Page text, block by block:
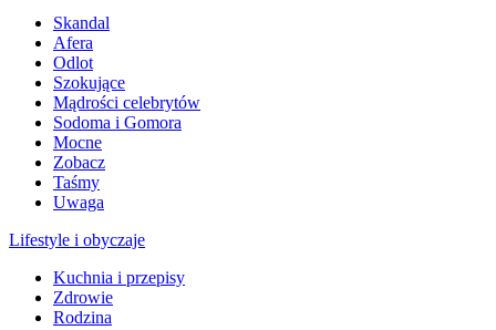
Skandal
Afera
Odlot
Szokujące
Mądrości celebrytów
Sodoma i Gomora
Mocne
Zobacz
Taśmy
Uwaga
Lifestyle i obyczaje
Kuchnia i przepisy
Zdrowie
Rodzina